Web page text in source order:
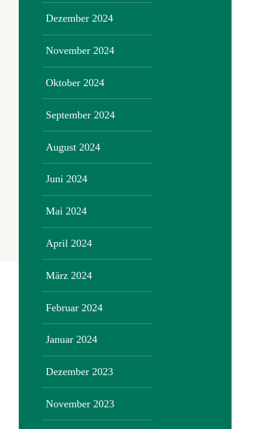
Dezember 2024
November 2024
Oktober 2024
September 2024
August 2024
Juni 2024
Mai 2024
April 2024
März 2024
Februar 2024
Januar 2024
Dezember 2023
November 2023